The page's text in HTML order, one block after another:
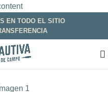
EN TODO EL SITIO